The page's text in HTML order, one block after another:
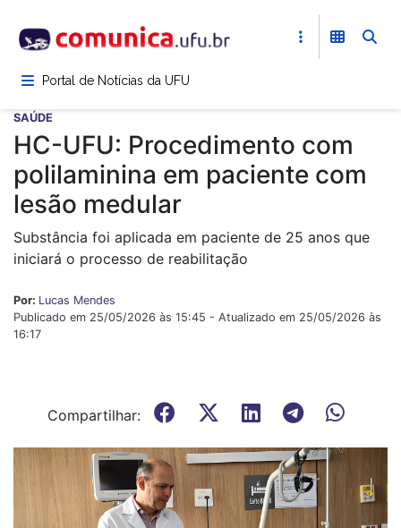
para
conteúdoPortal de Notícias da UFU
SAÚDE
HC-UFU: Procedimento com
polilaminina em paciente com
lesão medular
Substância foi aplicada em paciente de 25 anos que
iniciará o processo de reabilitação
Por: Lucas Mendes
Publicado em 25/05/2026 às 15:45 - Atualizado em 25/05/2026 às
16:17
Compartilhar: